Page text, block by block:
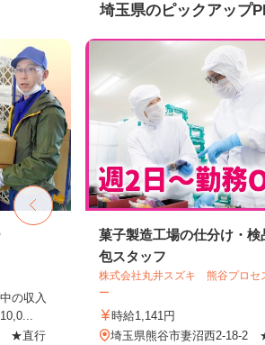
埼玉県のピックアップ
の収入
★直行
菓子製造工場の仕分け・検
包スタッフ
株式会社丸井スズキ 熊谷プロセ
ー
時給1,141円
埼玉県熊谷市妻沼西2-18-2